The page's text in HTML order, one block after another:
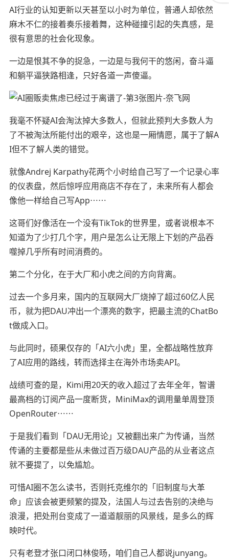
AI行业的认知更新以天甚至以小时为单位，普通人却依然
麻木不仁的接着奏乐接着舞，这种碰撞引起的失真感，是
很有意思的社会化现象。
一边是恨其不争的捉急，一边是与我何干的悠闲，奋斗逼
和躺平逼狭路相逢，只好各道一声傻逼。
我毫不怀疑AI会淘汰掉大多数人，但就此预判大多数人为
了不被淘汰所能付出的艰辛，这也是一厢情愿，属于了解A
I但不了解人类的错觉。
就像Andrej Karpathy花两个小时给自己写了一个记录心率
的仪表盘，然后惊呼应用商店不存在了，未来所有人都会
像他一样给自己写App⋯⋯
这哥们好像活在一个没有TikTok的世界里，或者说根本不
知道为了少打几个字，用户是怎么让无限上下划的产品吞
噬掉几乎所有时间消费的。
第二个分化，在于大厂和小虎之间的方向背离。
过去一个多月来，国内的互联网大厂烧掉了超过60亿人民
币，就为把DAU冲出一个漂亮的数字，把最主流的ChatBo
t做成入口。
与此同时，硕果仅存的「AI六小虎」里，全都战略性放弃
了AI应用的路线，转而选择主在海外市场卖API。
战绩可查的是，Kimi用20天的收入超过了去年全年，智谱
最高档的订阅产品一度断货，MiniMax的调用量单周登顶
OpenRouter⋯⋯
于是我们看到「DAU无用论」又被翻出来广为传诵，当然
传诵的主要都是些从未做过百万级DAU产品的从业者这点
就不要提了，以免尴尬。
可惜AI圈不怎么读书，否则托克维尔的「旧制度与大革
命」应该会被更频繁的提及，法国人与过去告别的决绝与
浪漫，把处刑台变成了一道道靓丽的风景线，是多么的辉
映时代。
只有老登才张口闭口林俊旸，咱们自己人都说junyang。